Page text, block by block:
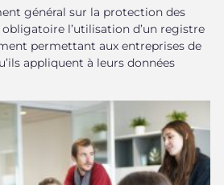
général sur la protection des
l’utilisation d’un registre
permettant aux entreprises de
appliquent à leurs données